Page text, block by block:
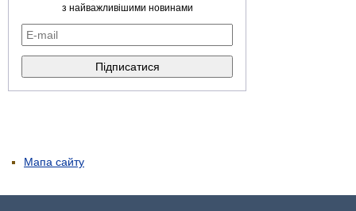
з найважливішими новинами
Мапа сайту